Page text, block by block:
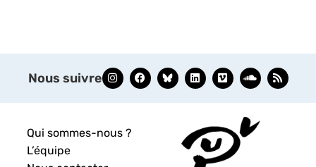
Nous suivre
Qui sommes-nous ?
L’équipe